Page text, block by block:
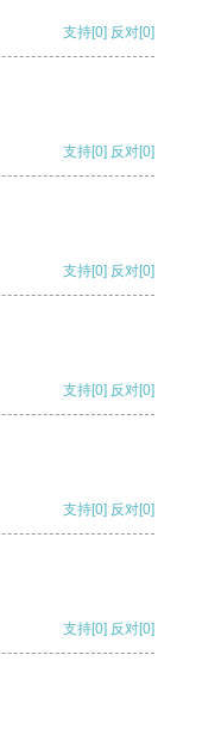
支持[0] 反对[0]
支持[0] 反对[0]
支持[0] 反对[0]
支持[0] 反对[0]
支持[0] 反对[0]
支持[0] 反对[0]